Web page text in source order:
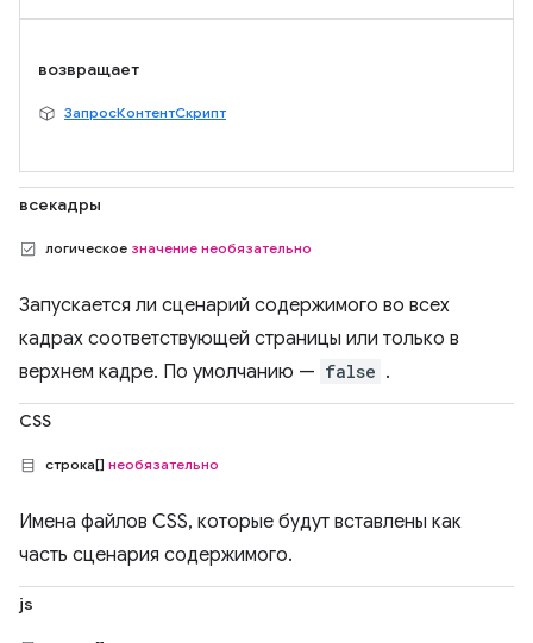
возвращает
ЗапросКонтентСкрипт
всекадры
логическое значение необязательно
Запускается ли сценарий содержимого во всех
кадрах соответствующей страницы или только в
верхнем кадре. По умолчанию — false .
CSS
строка[] необязательно
Имена файлов CSS, которые будут вставлены как
часть сценария содержимого.
js